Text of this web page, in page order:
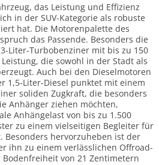
das Leistung und Effizienz
in der SUV-Kategorie als robuste
hat. Die Motorenpalette des
das Passende. Besonders die
Liter-Turbobenziner mit bis zu 150
die sowohl in der Stadt als
Auch bei den Dieselmotoren
1,5-Liter-Diesel punktet mit einem
soliden Zugkraft, die besonders
Anhänger ziehen möchten,
Anhängelast von bis zu 1.500
zu einem vielseitigen Begleiter für
Besonders hervorzuheben ist der
ihn zu einem verlässlichen Offroad-
von 21 Zentimetern